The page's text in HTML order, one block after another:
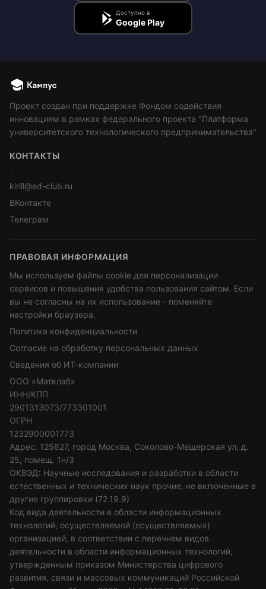
Доступно в
Google Play
Проект создан при поддержке Фондом содействия
инновациям в рамках федерального проекта "Платформа
университетского технологического предпринимательства"
КОНТАКТЫ
>
kirill@ed-club.ru
ВКонтакте
Телеграм
ПРАВОВАЯ ИНФОРМАЦИЯ
Мы используем файлы cookie для персонализации
сервисов и повышения удобства пользования сайтом. Если
вы не согласны на их использование - поменяйте
настройки браузера.
Политика конфиденциальности
Согласие на обработку персональных данных
Сведения об ИТ-компании
ООО «Матклаб»
ИНН/КПП
2901313073/773301001
ОГРН
1232900001773
Адрес: 125627, город Москва, Соколово-Мещерская ул, д.
25, помещ. 1н/3
ОКВЭД: Научные исследования и разработки в области
естественных и технических наук прочие, не включенные в
другие группировки (72.19.9)
Код вида деятельности в области информационных
технологий, осуществляемой (осуществляемых)
организацией, в соответствии с перечнем видов
деятельности в области информационных технологий,
утвержденным приказом Министерства цифрового
развития, связи и массовых коммуникаций Российской